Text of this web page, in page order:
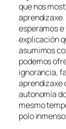
que nos
aprendizaxe.
esperamos
explicación
asumimos
podemos
ignorancia,
aprendizaxe
autonomía
mesmo
polo